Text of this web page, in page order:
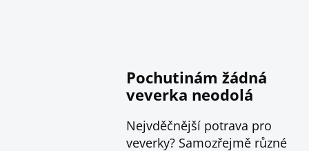
Pochutinám žádná
veverka neodolá
Nejvděčnější potrava pro
veverky? Samozřejmě různé